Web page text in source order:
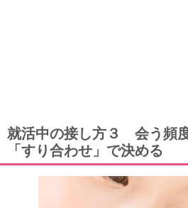
就活中の接し方３ 会う頻
「すり合わせ」で決める